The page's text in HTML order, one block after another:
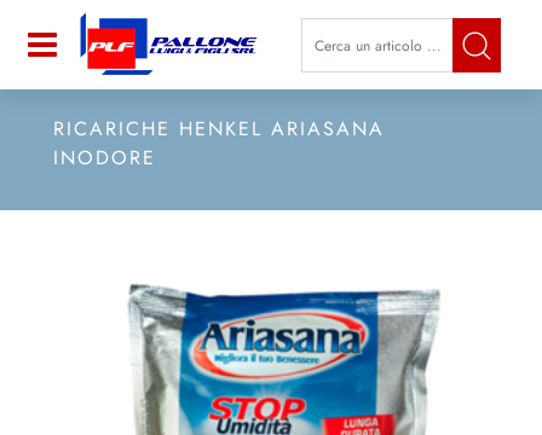
Open La modifica di un filtro
RICARICHE HENKEL ARIASANA
INODORE